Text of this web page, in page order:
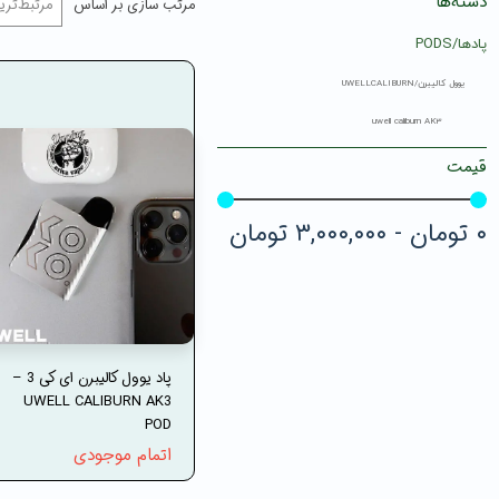
پادها/PODS
یوول کالیبرن/UWELLCALIBURN
uwell caliburn AK3
قیمت
۰ تومان - ۳,۰۰۰,۰۰۰ تومان
مرتب سازی بر اساس
پاد یوول کالیبرن ای کی 3 –
UWELL CALIBURN AK3
POD
اتمام موجودی